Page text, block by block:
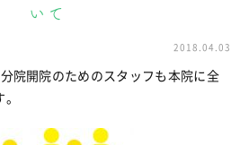
いて
2018.04.03
院開院のためのスタッフも本院に全